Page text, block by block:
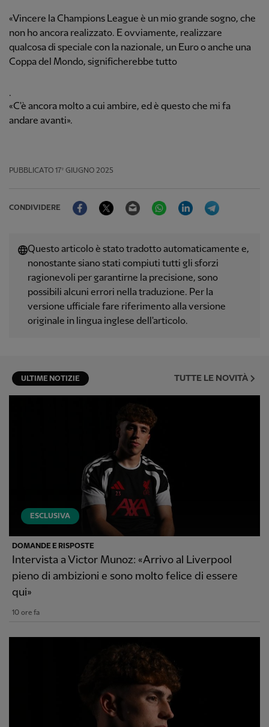
«Vincere la Champions League è un mio grande sogno, che
non ho ancora realizzato. E ovviamente, realizzare
qualcosa di speciale con la nazionale, un Euro o anche una
Coppa del Mondo, significherebbe tutto
.
«C'è ancora molto a cui ambire, ed è questo che mi fa
andare avanti».
PUBBLICATO 17º GIUGNO 2025
CONDIVIDERE
FacebookTwitter Email WhatsAppLinkedIn
Questo articolo è stato tradotto automaticamente e,
nonostante siano stati compiuti tutti gli sforzi
ragionevoli per garantirne la precisione, sono
possibili alcuni errori nella traduzione. Per la
versione ufficiale fare riferimento alla versione
originale in lingua inglese dell'articolo.
ULTIME NOTIZIE TUTTE LE NOVITÀ
ESCLUSIVA
DOMANDE E RISPOSTE
Intervista a Victor Munoz: «Arrivo al Liverpool
pieno di ambizioni e sono molto felice di essere
qui»
10 ore fa